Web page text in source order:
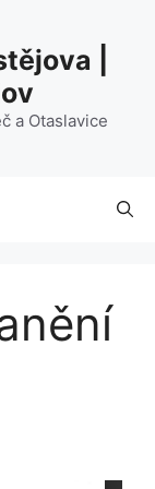
|
a Otaslavice